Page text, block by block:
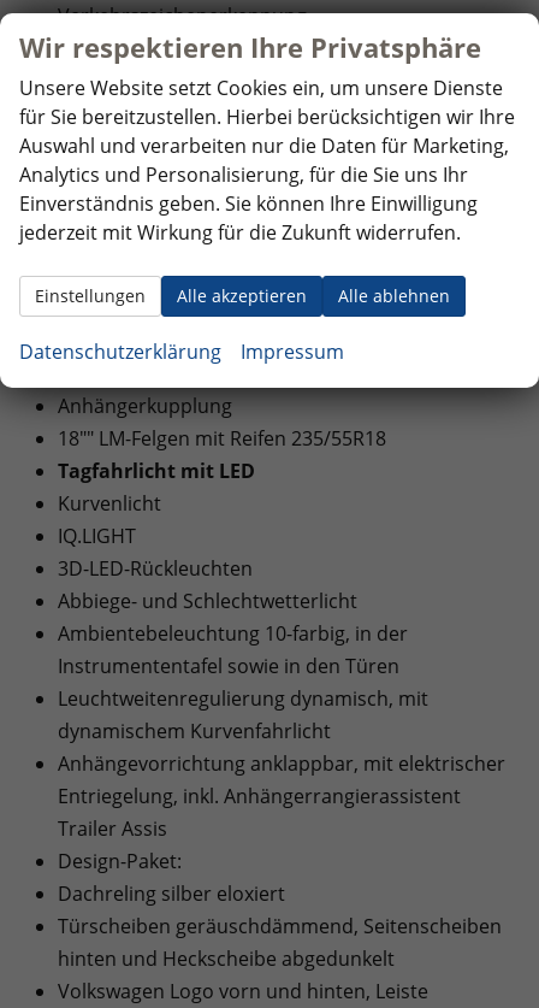
Verkehrszeichenerkennung
Müdigkeitserkennung
Toter Winkel Assistent
Dynamischer Anfahrassistent
Spurhalteassistent (Lane Assist)
Umfeldbeobachtungssystem (Front Assist)
Außenspiegel: elektrisch, beheizbar, elektrisch
anklappbar
Dachreling Chrom
Heckklappe elektrisch
Rückfahrkamera
Parksensoren vorne + hinten
Anhängerkupplung
18"" LM-Felgen mit Reifen 235/55R18
Tagfahrlicht mit LED
Kurvenlicht
IQ.LIGHT
3D-LED-Rückleuchten
Abbiege- und Schlechtwetterlicht
Ambientebeleuchtung 10-farbig, in der
Instrumententafel sowie in den Türen
Leuchtweitenregulierung dynamisch, mit
dynamischem Kurvenfahrlicht
Anhängevorrichtung anklappbar, mit elektrischer
Entriegelung, inkl. Anhängerrangierassistent
Trailer Assis
Design-Paket:
Dachreling silber eloxiert
Türscheiben geräuschdämmend, Seitenscheiben
hinten und Heckscheibe abgedunkelt
Volkswagen Logo vorn und hinten, Leiste
Wir respektieren Ihre Privatsphäre
Unsere Website setzt Cookies ein, um unsere Dienste
für Sie bereitzustellen. Hierbei berücksichtigen wir Ihre
Auswahl und verarbeiten nur die Daten für Marketing,
Analytics und Personalisierung, für die Sie uns Ihr
Einverständnis geben. Sie können Ihre Einwilligung
jederzeit mit Wirkung für die Zukunft widerrufen.
Alle akzeptieren Alle ablehnen
Einstellungen
Datenschutzerklärung Impressum